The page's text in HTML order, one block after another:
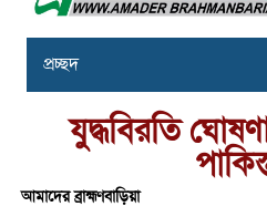
প্রচ্ছদ
যুদ্ধবিরতি
আমাদের ব্রাহ্মণবাড়িয়া